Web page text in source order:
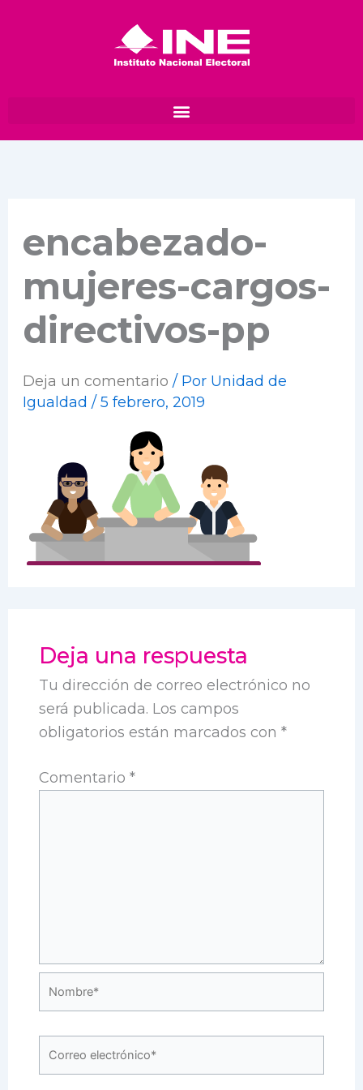
encabezado-
mujeres-cargos-
directivos-pp
Deja un comentario / Por Unidad de
Igualdad /5 febrero, 2019
Deja una respuesta
Tu dirección de correo electrónico no
será publicada. Los campos
obligatorios están marcados con*
Comentario*
Nombre*
Correo
electrónico*